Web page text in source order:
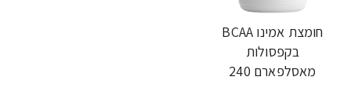
חומצת אמינו BCAA
בקפסולות
מאסלפארם 240